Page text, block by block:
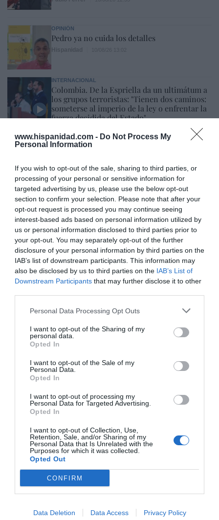
www.hispanidad.com - Do Not Process My
Personal Information
If you wish to opt-out of the sale, sharing to third parties, or
processing of your personal or sensitive information for
targeted advertising by us, please use the below opt-out
section to confirm your selection. Please note that after your
opt-out request is processed you may continue seeing
interest-based ads based on personal information utilized by
us or personal information disclosed to third parties prior to
your opt-out. You may separately opt-out of the further
disclosure of your personal information by third parties on the
IAB’s list of downstream participants. This information may
also be disclosed by us to third parties on the IAB’s List of
Downstream Participants that may further disclose it to other
Personal Data Processing Opt Outs
I want to opt-out of the Sharing of my
personal data.
Opted In
I want to opt-out of the Sale of my
Personal Data.
Opted In
I want to opt-out of processing my
Personal Data for Targeted Advertising.
Opted In
I want to opt-out of Collection, Use,
Retention, Sale, and/or Sharing of my
Personal Data that Is Unrelated with the
Purposes for which it was collected.
Opted Out
CONFIRM
Data Deletion Data Access Privacy Policy
OPINIÓN
Pedro ya no cuida los detalles
INTERNACIONAL
Colombia. De la Espriella da un ultimátum a
los grupos terroristas: "Tienen dos caminos:
someterse al imperio de la ley o enfrentar la
fuerza decidida del Estado"
los 100 escaños a pesar de la invasión de
Ceuta
José Ángel Gutiérrez 10/08/26 11:02
ESPAÑA
Los ceutíes piden a los españoles que les
ayudemos, mientras el presidente del
Gobierno tuitea desde La Mareta
Eulogio López 10/08/26 08:35
Marcelo Gullo: “El trabajo de desmitificar la
historia, de poner la verdadera, de
desmontar la falsificación, es un trabajo
por Hispanidad
Artículos anteriores
DIARIO DE LA CORRUPCIÓN SANCHISTA
Diario de la corrupción sanchista. Hazte
Oír se manifiesta delante de La Mareta:
por Redacción
Artículos anteriores
Enormes minucias
por Eulogio López